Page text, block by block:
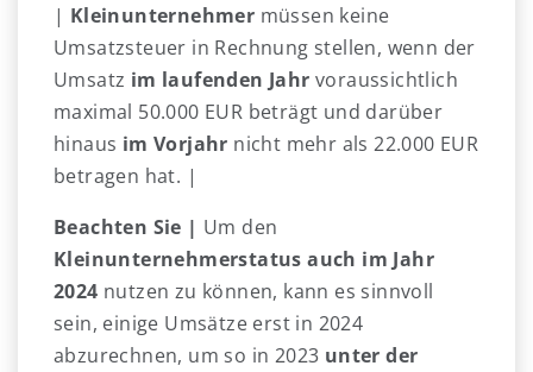
| Kleinunternehmer müssen keine
Umsatzsteuer in Rechnung stellen, wenn der
Umsatz im laufenden Jahr voraussichtlich
maximal 50.000 EUR beträgt und darüber
hinaus im Vorjahr nicht mehr als 22.000 EUR
betragen hat. |
Beachten Sie | Um den
Kleinunternehmerstatus auch im Jahr
2024 nutzen zu können, kann es sinnvoll
sein, einige Umsätze erst in 2024
abzurechnen, um so in 2023 unter der